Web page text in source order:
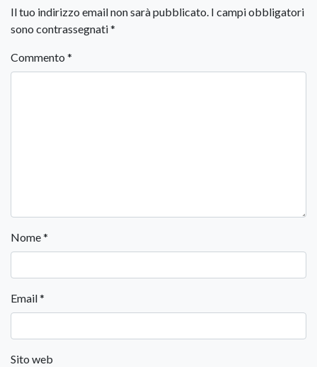
Il tuo indirizzo email non sarà pubblicato. I campi obbligatori
sono contrassegnati*
Commento *
Nome*
Email*
Sito web